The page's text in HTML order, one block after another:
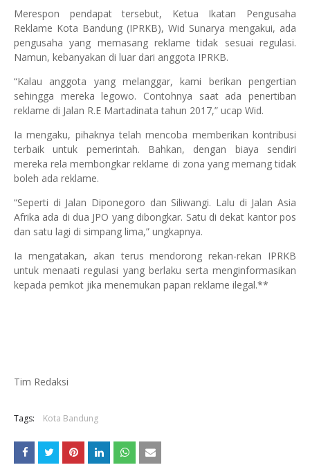
Merespon pendapat tersebut, Ketua Ikatan Pengusaha
Reklame Kota Bandung (IPRKB), Wid Sunarya mengakui, ada
pengusaha yang memasang reklame tidak sesuai regulasi.
Namun, kebanyakan di luar dari anggota IPRKB.
“Kalau anggota yang melanggar, kami berikan pengertian
sehingga mereka legowo. Contohnya saat ada penertiban
reklame di Jalan R.E Martadinata tahun 2017,” ucap Wid.
Ia mengaku, pihaknya telah mencoba memberikan kontribusi
terbaik untuk pemerintah. Bahkan, dengan biaya sendiri
mereka rela membongkar reklame di zona yang memang tidak
boleh ada reklame.
“Seperti di Jalan Diponegoro dan Siliwangi. Lalu di Jalan Asia
Afrika ada di dua JPO yang dibongkar. Satu di dekat kantor pos
dan satu lagi di simpang lima,” ungkapnya.
Ia mengatakan, akan terus mendorong rekan-rekan IPRKB
untuk menaati regulasi yang berlaku serta menginformasikan
kepada pemkot jika menemukan papan reklame ilegal.**
Tim Redaksi
Tags: Kota Bandung